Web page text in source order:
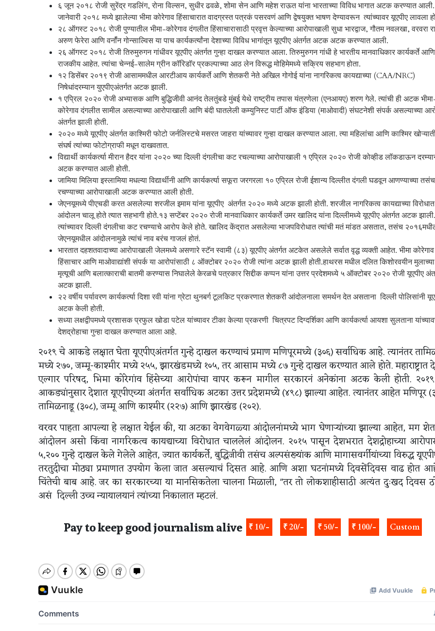
६ जून २०१८ रोजी सुरेंद्र गडलिंग, रोना विल्सन, सुधीर ढवळे, शोमा सेन आणि महेश राऊत यांना भारताच्या विविध भागात अटक करण्यात आली.
जानेवारी २०१८ मध्ये झालेल्या भीमा कोरेगाव हिंसाचारात वादग्रस्त पत्रकं पसरवणं आणि द्वेषयुक्त भाषण देण्यावरून त्यांच्यावर यूएपीए लावला
२८ ऑगस्ट २०१८ रोजी पुण्यातील भीमा-कोरेगाव दंगलीत हिंसाचारासाठी प्रवृत्त केल्याच्या आरोपाखाली सुधा भारद्वाज, गौतम नवलखा, वरवरा
अरुण फेरेरा आणि वर्नॉन गोन्साल्विस या पाच कार्यकर्त्यांना देशाच्या विविध भागांतून यूएपीए अंतर्गत अटक अटक करण्यात आली.
२६ ऑगस्ट २०१८ रोजी तिरुमुरुगन गांधीवर यूएपीए अंतर्गत गुन्हा दाखल करण्यात आला. तिरुमुरुगन गांधी हे भारतीय मानवाधिकार कार्यकर्ते
राजकीय आहेत. त्यांचा चेन्नई-सालेम ग्रीन कॉरिडॉर प्रकल्पाच्या आठ लेन विरूद्ध मोहिमेमध्ये सक्रिय सहभाग होता.
१२ डिसेंबर २०१९ रोजी आसाममधील आरटीआय कार्यकर्ते आणि शेतकरी नेते अखिल गोगोई यांना नागरिकत्व कायद्याच्या (CAA/NRC)
निषेधांदरम्यान युएपीएअंतर्गत अटक झाली.
१ एप्रिल २०२० रोजी अभ्यासक आणि बुद्धिजीवी आनंद तेलतुंबडे मुंबई येथे राष्ट्रीय तपास यंत्रणेला (एनआयए) शरण गेले. त्यांची ही अटक
कोरेगाव दंगलीत सामील असल्याच्या आरोपाखाली आणि बंदी घातलेली कम्युनिस्ट पार्टी ऑफ इंडिया (माओवादी) संघटनेशी संपर्क असल्याच्या
अंतर्गत झाली होती.
२०२० मध्ये यूएपीए अंतर्गत काश्मिरी फोटो जर्नलिस्टचे मसरत जाहरा यांच्यावर गुन्हा दाखल करण्यात आला. त्या महिलांचा आणि काश्मिर
संघर्ष त्यांच्या फोटोग्राफी मधून दाखवतात.
विद्यार्थी कार्यकर्त्या मीरान हैदर यांना २०२० च्या दिल्ली दंगलीचा कट रचल्याच्या आरोपाखाली १ एप्रिल २०२० रोजी कोव्हीड लॉकडाऊन
अटक करण्यात आली होती.
जामिया मिलिया इस्लामिया मधल्या विद्यार्थीनी आणि कार्यकर्त्या सफूरा जरगरला १० एप्रिल रोजी ईशान्य दिल्लीत दंगली घडवून आणण्याच्या
रचण्याच्या आरोपाखाली अटक करण्यात आली होती.
जेएनयूमध्ये पीएचडी करत असलेल्या शरजील इमाम यांना यूएपीए अंतर्गत २०२० मध्ये अटक झाली होती. शरजील नागरिकत्व कायद्याच्या
आंदोलन चालू होते त्यात सहभागी होते.१३ सप्टेंबर २०२० रोजी मानवाधिकार कार्यकर्ते उमर खालिद यांना दिल्लीमध्ये यूएपीए अंतर्गत अटक झाली.
त्यांच्यावर दिल्ली दंगलीचा कट रचण्याचे आरोप केले होते. खालिद केंद्रात असलेल्या भाजपविरोधात त्यांची मतं मांडत असतात, तसंच
जेएनयूमधील आंदोलनामुळे त्यांचं नाव बरंच गाजलं होतं.
भारतात दहशतवादाच्या आरोपाखाली जेलमध्ये असणारे स्टॅन स्वामी (८३) यूएपीए अंतर्गत अटकेत असलेले सर्वात वृद्ध व्यक्ती आहेत. भीमा कोरेगाव
हिंसाचार आणि माओवाद्यांशी संपर्क या आरोपांसाठी ८ ऑक्टोबर २०२० रोजी त्यांना अटक झाली होती.हाथरस मधील दलित किशोरवयीन मुलाच्या
मृत्यूची आणि बलात्काराची बातमी करण्यास निघालेले केरळचे पत्रकार सिद्दीक कप्पन यांना उत्तर प्रदेशमध्ये ५ ऑक्टोबर २०२० रोजी यूएपीए
अटक झाली.
२२ वर्षीय पर्यावरण कार्यकर्त्या दिशा रवी यांना ग्रेटा थुनबर्ग टूलकिट प्रकरणात शेतकरी आंदोलनाला समर्थन देत असताना दिल्ली पोलिसांनी
अटक केली होती.
सध्या लक्षद्वीपमध्ये प्रशासक प्रफुल खोडा पटेल यांच्यावर टीका केल्या प्रकरणी चित्रपट दिग्दर्शिका आणि कार्यकर्त्या आयशा सुलताना
देशद्रोहाचा गुन्हा दाखल करण्यात आला आहे.
२०१९ चे आकडे लक्षात घेता यूएपीएअंतर्गत गुन्हे दाखल करण्याचं प्रमाण मणिपूरमध्ये (३०६) सर्वाधिक आहे. त्यानंतर
मध्ये २७०, जम्मू-काश्मीर मध्ये २५५, झारखंडमध्ये १०५, तर आसाम मध्ये ८७ गुन्हे दाखल करण्यात आले होते. महाराष्ट्रात
एल्गार परिषद, भिमा कोरेगांव हिंसेच्या आरोपांचा वापर करून मागील सरकारनं अनेकांना अटक केली होती.
आकड्यांनुसार देशात यूएपीएच्या अंतर्गत सर्वाधिक अटका उत्तर प्रदेशमध्ये (४९८) झाल्या आहेत. त्यानंतर आहेत मणिपूर
तामिळनाडू (३०८), जम्मू आणि काश्मीर (२२७) आणि झारखंड (२०२).
वरवर पाहता आपल्या हे लक्षात येईल की, या अटका वेगवेगळ्या आंदोलनांमध्ये भाग घेणाऱ्यांच्या झाल्या आहेत, मग
आंदोलन असो किंवा नागरिकत्व कायद्याच्या विरोधात चाललेलं आंदोलन. २०१५ पासून देशभरात देशद्रोहाच्या
५,२०० गुन्हे दाखल केले गेलेले आहेत, ज्यात कार्यकर्ते, बुद्धिजीवी तसंच अल्पसंख्यांक आणि मागासवर्गीयांच्या विरुद्ध
तरतुदीचा मोठ्या प्रमाणात उपयोग केला जात असल्याचं दिसत आहे. आणि अशा घटनांमध्ये दिवसेंदिवस वाढ होत
चिंतेची बाब आहे. जर का सरकारच्या या मानसिकतेला चालना मिळाली, "तर तो लोकशाहीसाठी अत्यंत दुःखद दिवस
असं दिल्ली उच्च न्यायालयानं त्यांच्या निकालात म्हटलं.
Pay to keep good journalism alive ₹ 10/- ₹ 20/- ₹ 50/- ₹ 100/- Custom